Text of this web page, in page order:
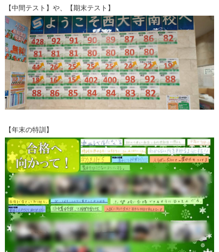
【中間テスト】や、【期末テスト】
【年末の特訓】